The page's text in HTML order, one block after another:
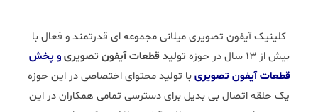
کلینیک آیفون تصویری میلانی مجموعه ای قدرتمند و فعال با
بیش از 13 سال در حوزه
تولید قطعات آیفون تصویریو پخش
قطعات آیفون تصویریبا تولید محتوای اختصاصی در این حوزه
یک حلقه اتصال بی بدیل برای دسترسی تمامی همکاران در این